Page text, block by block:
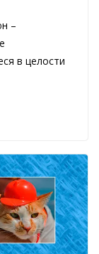
–
в целости